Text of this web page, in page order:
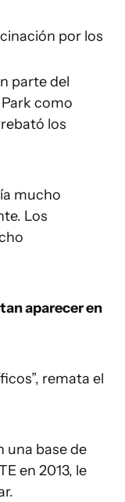
por los
parte del
como
los
mucho
Los
aparecer en
remata el
una base de
en 2013, le